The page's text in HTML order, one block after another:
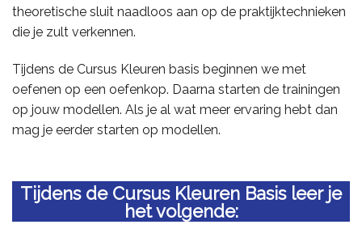
theoretische sluit naadloos aan op de praktijktechnieken
die je zult verkennen.
Tijdens de Cursus Kleuren basis beginnen we met
oefenen op een oefenkop. Daarna starten de trainingen
op jouw modellen. Als je al wat meer ervaring hebt dan
mag je eerder starten op modellen.
Tijdens de Cursus Kleuren Basis leer je
het volgende: